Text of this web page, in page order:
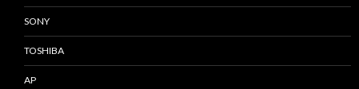
SONY
TOSHIBA
AP